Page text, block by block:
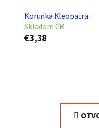
Korunka Kleopatra
Skladom ČR
€3,38